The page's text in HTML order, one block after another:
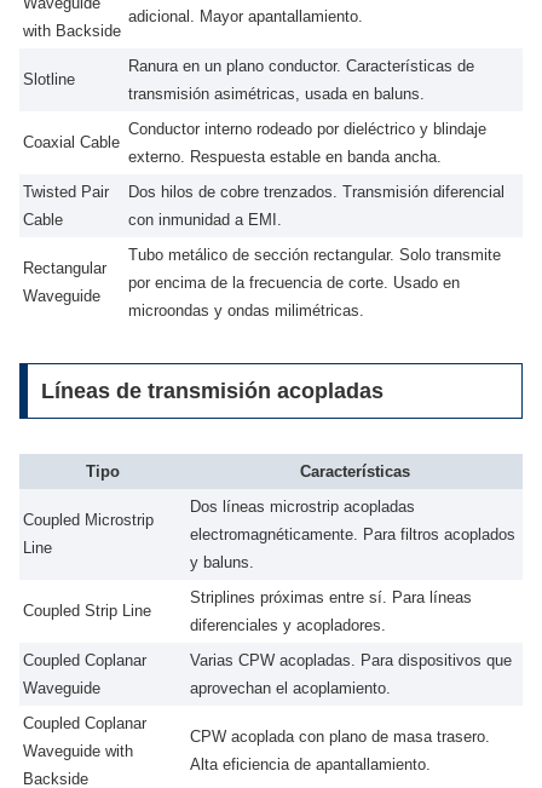
with Backside
adicional. Mayor apantallamiento.
Slotline
Ranura en un plano conductor. Características de
transmisión asimétricas, usada en baluns.
Coaxial Cable
Conductor interno rodeado por dieléctrico y blindaje
externo. Respuesta estable en banda ancha.
Twisted Pair
Cable
Dos hilos de cobre trenzados. Transmisión diferencial
con inmunidad a EMI.
Rectangular
Waveguide
Tubo metálico de sección rectangular. Solo transmite
por encima de la frecuencia de corte. Usado en
microondas y ondas milimétricas.
Líneas de transmisión acopladas
Tipo Características
Coupled Microstrip
Line
Dos líneas microstrip acopladas
electromagnéticamente. Para filtros acoplados
y baluns.
Coupled Strip Line
Striplines próximas entre sí. Para líneas
diferenciales y acopladores.
Coupled Coplanar
Waveguide
Varias CPW acopladas. Para dispositivos que
aprovechan el acoplamiento.
Coupled Coplanar
Waveguide with
Backside
CPW acoplada con plano de masa trasero.
Alta eficiencia de apantallamiento.